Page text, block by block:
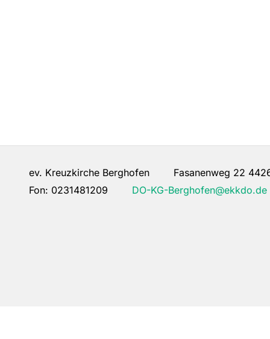
ev. Kreuzkirche Berghofen Fasanenweg 22
Fon: 0231481209 DO-KG-Berghofen@ekkdo.de